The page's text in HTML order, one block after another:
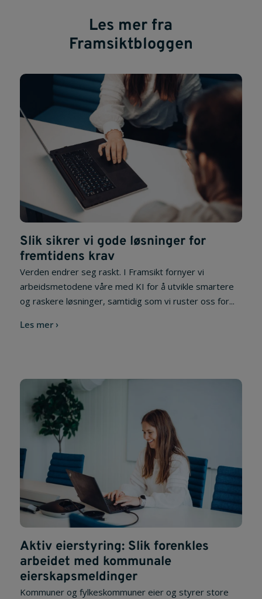
Les mer fra
Framsiktbloggen
Slik sikrer vi gode løsninger for
fremtidens krav
Verden endrer seg raskt. I Framsikt fornyer vi
arbeidsmetodene våre med KI for å utvikle smartere
og raskere løsninger, samtidig som vi ruster oss for...
Les mer ›
Aktiv eierstyring: Slik forenkles
arbeidet med kommunale
eierskapsmeldinger
Kommuner og fylkeskommuner eier og styrer store